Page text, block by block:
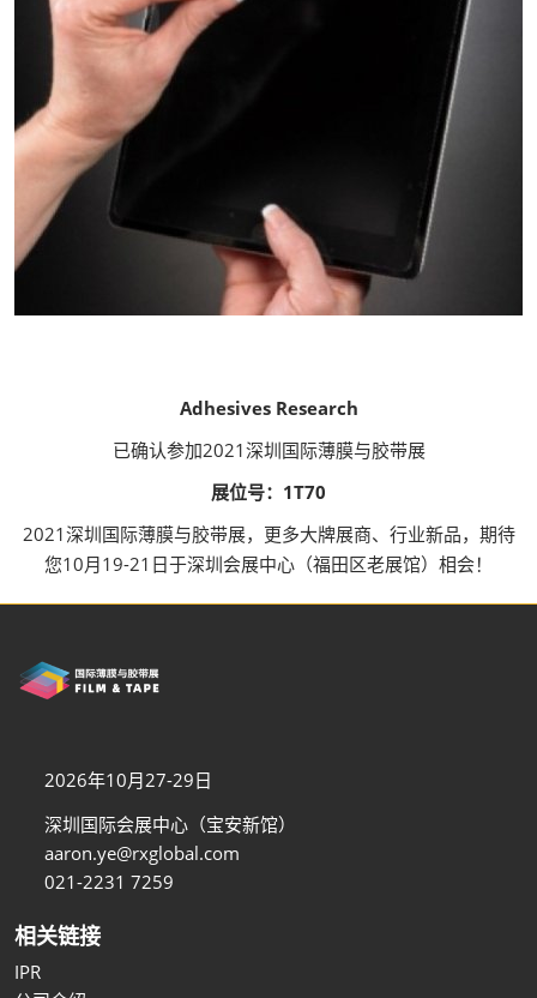
Adhesives Research
已确认参加2021深圳国际薄膜与胶带展
展位号：1T70
2021深圳国际薄膜与胶带展，更多大牌展商、行业新品，期待
您10月19-21日于深圳会展中心（福田区老展馆）相会！
2026年10月27-29日
深圳国际会展中心（宝安新馆）
aaron.ye@rxglobal.com
021-2231 7259
相关链接
IPR